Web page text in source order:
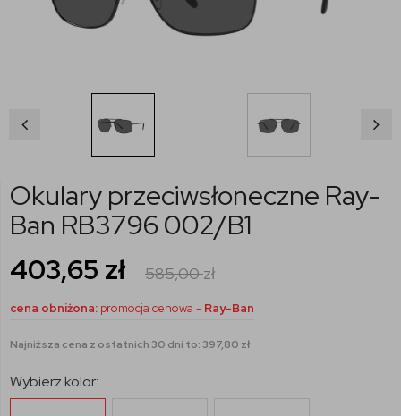
Okulary przeciwsłoneczne Ray-
Ban RB3796 002/B1
403,65 zł 585,00zł
cena obniżona: promocja cenowa - Ray-Ban
Najniższa cena z ostatnich 30 dni to: 397,80 zł
Wybierz kolor: